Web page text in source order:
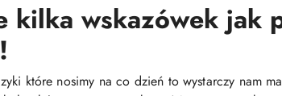
kilka wskazówek jak
które nosimy na co dzień to wystarczy nam